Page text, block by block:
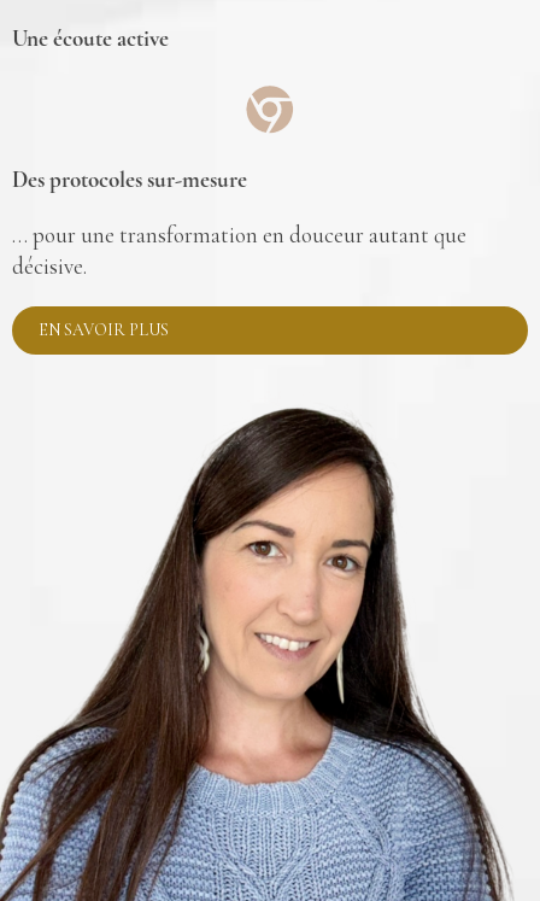
Une écoute active
Des protocoles sur-mesure
… pour une transformation en douceur autant que
décisive.
EN SAVOIR PLUS